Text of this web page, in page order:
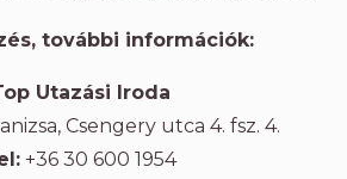
további információk:
Utazási Iroda
Csengery utca 4. fsz. 4.
+36 30 600 1954